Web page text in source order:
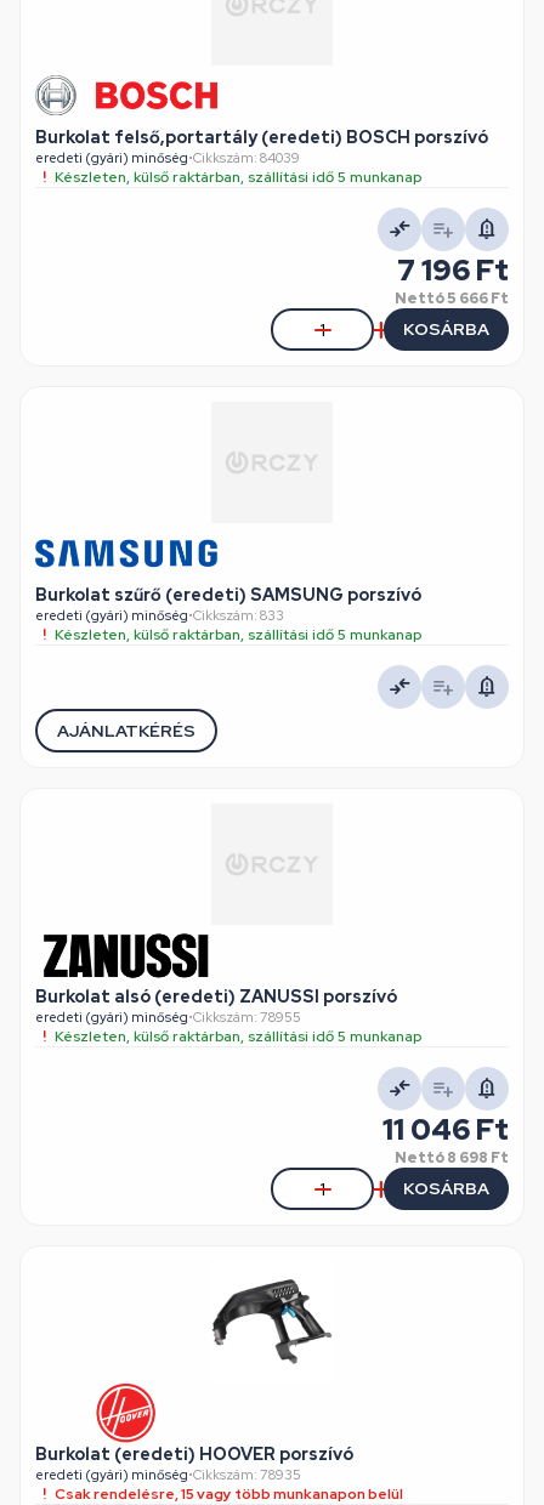
Burkolat felső,portartály (eredeti) BOSCH porszívó
eredeti (gyári) minőség•Cikkszám: 84039
Készleten, külső raktárban, szállítási idő 5 munkanap
7 196 Ft
Nettó5 666 Ft
KOSÁRBA
Burkolat szűrő (eredeti) SAMSUNG porszívó
eredeti (gyári) minőség•Cikkszám: 833
Készleten, külső raktárban, szállítási idő 5 munkanap
AJÁNLATKÉRÉS
Burkolat alsó (eredeti) ZANUSSI porszívó
eredeti (gyári) minőség•Cikkszám: 78955
Készleten, külső raktárban, szállítási idő 5 munkanap
11 046 Ft
Nettó8 698 Ft
KOSÁRBA
Burkolat (eredeti) HOOVER porszívó
eredeti (gyári) minőség•Cikkszám: 78935
Csak rendelésre, 15 vagy több munkanapon belül